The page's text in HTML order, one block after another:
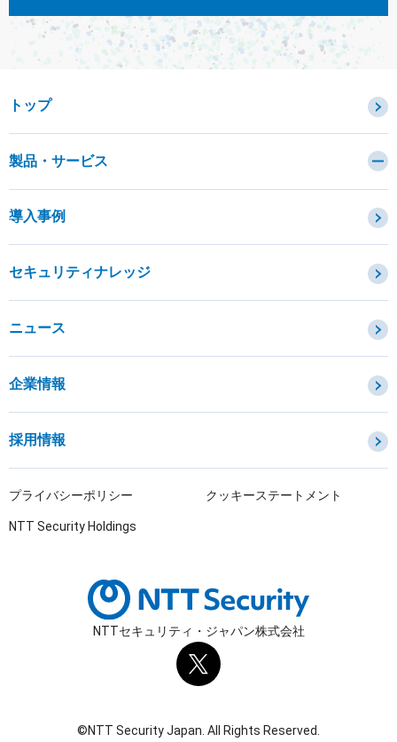
トップ
製品・サービス
OTセキュリティ
IoTプロダクトセキュリティ
導入事例
セキュリティナレッジ
ニュース
企業情報
採用情報
プライバシーポリシー クッキーステートメント
NTT Security Holdings
NTTセキュリティ・ジャパン株式会社
©NTT Security Japan. All Rights Reserved.